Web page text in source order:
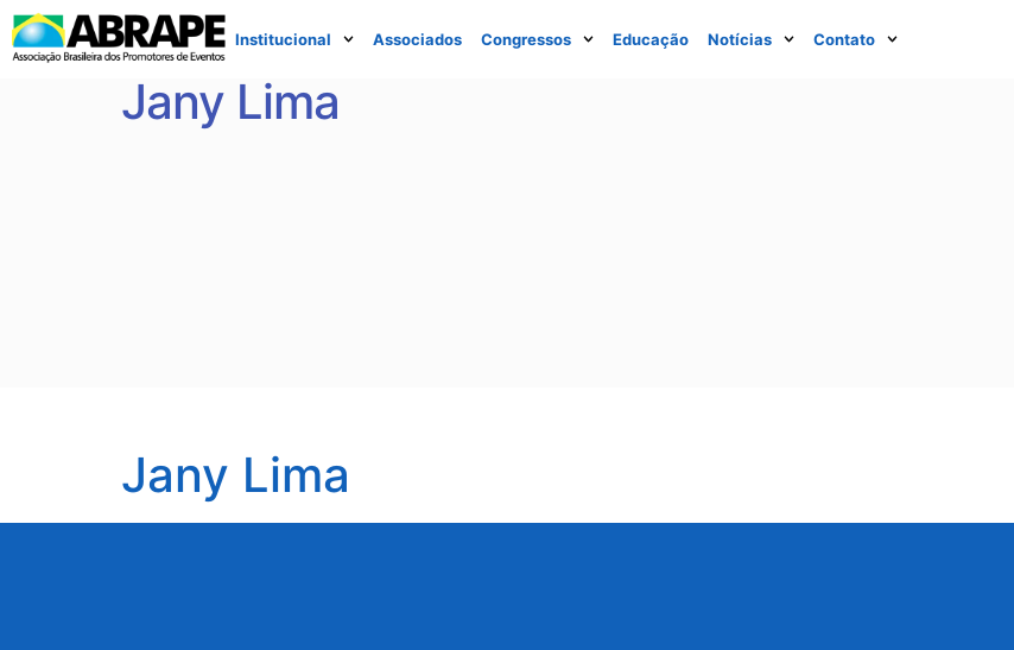
Institucional Associados Congressos Educação Notícias Contato
Jany Lima
Jany Lima